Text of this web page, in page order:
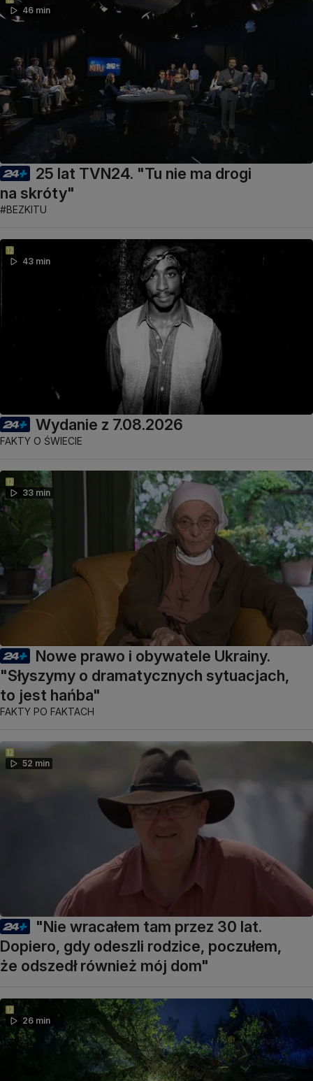
46 min
25 lat TVN24. "Tu nie ma drogi
na skróty"
#BEZKITU
43 min
Wydanie z 7.08.2026
FAKTY O ŚWIECIE
33 min
Nowe prawo i obywatele Ukrainy.
"Słyszymy o dramatycznych sytuacjach,
to jest hańba"
FAKTY PO FAKTACH
52 min
"Nie wracałem tam przez 30 lat.
Dopiero, gdy odeszli rodzice, poczułem,
że odszedł również mój dom"
26 min